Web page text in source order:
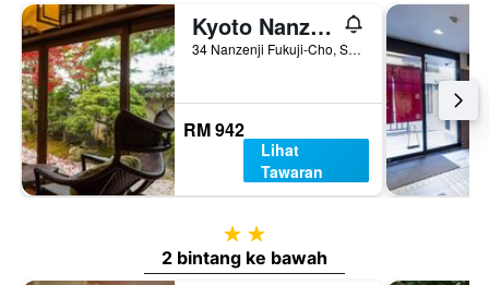
Kyoto Nanzenji Ryokan Yachiyo Established in 1915
34 Nanzenji Fukuji-Cho, Sakyo-ku, Kyoto, Jepun
RM 942
Lihat
Tawaran
2 bintang
2 bintang ke bawah